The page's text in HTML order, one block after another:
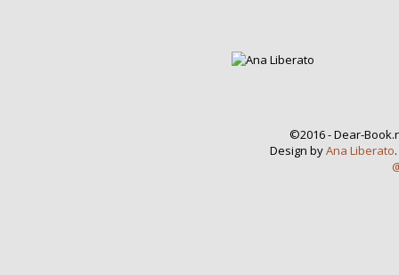
©2016 - Dear-
Design byAna Liberato